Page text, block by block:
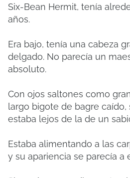
Six-Bean Hermit, tenía
años.
Era bajo, tenía una cabeza
delgado. No parecía un
absoluto.
Con ojos saltones como
largo bigote de bagre caído,
estaba lejos de la de un
Estaba alimentando a las
y su apariencia se parecía a